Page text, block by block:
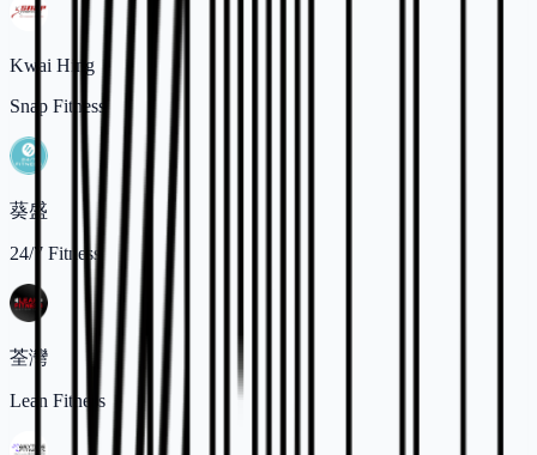
Kwai Hing
Snap Fitness
葵盛
24/7 Fitness
荃灣
Lean Fitness